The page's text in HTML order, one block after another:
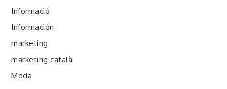
Informació
Información
marketing
marketing català
Moda